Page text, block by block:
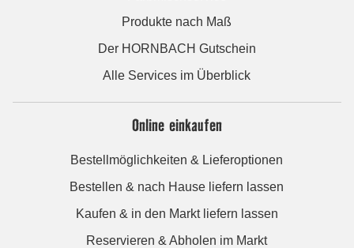
Produkte nach Maß
Der HORNBACH Gutschein
Alle Services im Überblick
Online einkaufen
Bestellmöglichkeiten & Lieferoptionen
Bestellen & nach Hause liefern lassen
Kaufen & in den Markt liefern lassen
Reservieren & Abholen im Markt